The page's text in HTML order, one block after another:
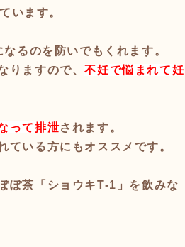
います。
なるのを防いでもくれます。
りますので、不妊で悩まれて妊
って排泄されます。
いる方にもオススメです。
ぽ茶「ショウキT-1」を飲みな